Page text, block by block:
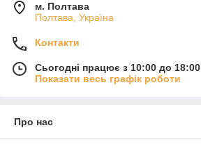
м. Полтава
Полтава, Україна
Контакти
Сьогодні працює з 10:00 до 18:00
Показати весь графік роботи
Про нас